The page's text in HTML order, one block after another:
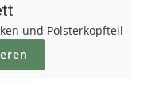
und Polsterkopfteil